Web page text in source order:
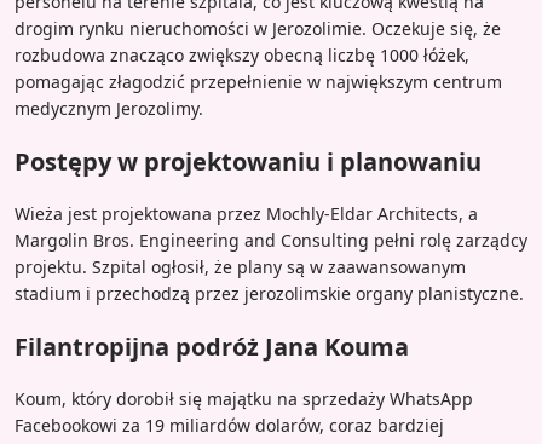
drogim rynku nieruchomości w Jerozolimie. Oczekuje się, że
rozbudowa znacząco zwiększy obecną liczbę 1000 łóżek,
pomagając złagodzić przepełnienie w największym centrum
medycznym Jerozolimy.
Postępy w projektowaniu i planowaniu
Wieża jest projektowana przez Mochly-Eldar Architects, a
Margolin Bros. Engineering and Consulting pełni rolę zarządcy
projektu. Szpital ogłosił, że plany są w zaawansowanym
stadium i przechodzą przez jerozolimskie organy planistyczne.
Filantropijna podróż Jana Kouma
Koum, który dorobił się majątku na sprzedaży WhatsApp
Facebookowi za 19 miliardów dolarów, coraz bardziej